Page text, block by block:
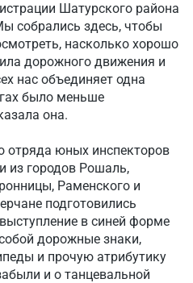
Шатурского района
собрались здесь, чтобы
насколько хорошо
дорожного движения и
нас объединяет одна
было меньше
она.
отряда юных инспекторов
из городов Рошаль,
Раменского и
подготовились
в синей форме
дорожные знаки,
и прочую атрибутику
и о танцевальной